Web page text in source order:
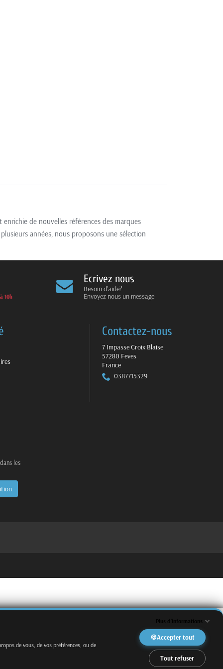
de nouvelles références des marques
années, nous proposons une sélection
10h
Ecrivez nous
Besoin d'aide?
Envoyez nous un message
Contactez-nous
7 Impasse Croix Blaise
57280 Feves
France
0387715329
les
de vous, de vos préférences, ou de
Plus d'informations
Accepter tout
Tout refuser